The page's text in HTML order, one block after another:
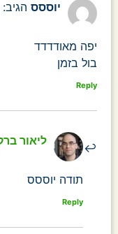
יוססס הגיב:
יפה מאודדדד
בול בזמן
Reply
ליאור
תודה יוססס
Reply